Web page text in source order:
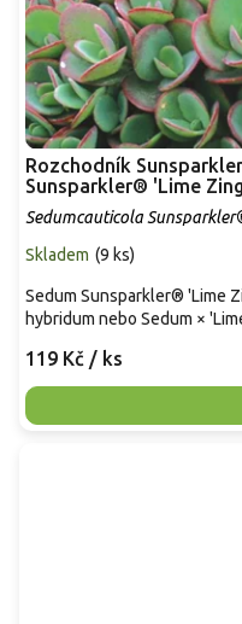
Rozchodník Sunsparkler® 'Lime Zinger' - Sedum
Sunsparkler® 'Lime
Sedumcauticola
Skladem (9 ks)
119 Kč / ks
Sedum Sunsparkler® 'Lime
hybridum nebo Sedum ×